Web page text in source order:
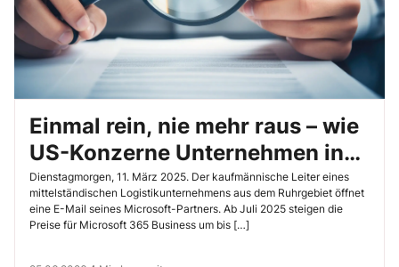
Einmal rein, nie mehr raus – wie
US-Konzerne Unternehmen in
die Cloud-Abhängigkeit treiben
und was digitale Souveränität
wirklich kostet
Dienstagmorgen, 11. März 2025. Der kaufmännische Leiter eines
mittelständischen Logistikunternehmens aus dem Ruhrgebiet öffnet
eine E-Mail seines Microsoft-Partners. Ab Juli 2025 steigen die
Preise für Microsoft 365 Business um bis […]